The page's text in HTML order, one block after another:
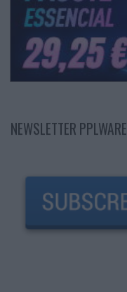
NEWSLETTER PPLWARE